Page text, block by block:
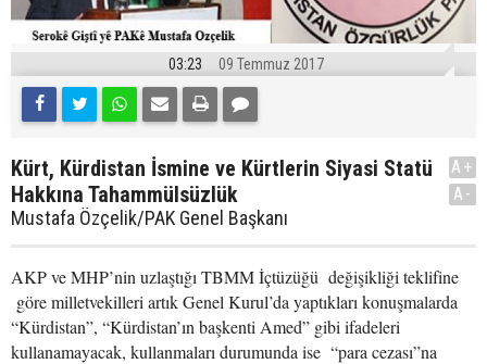
03:23 09 Temmuz 2017
Kürt, Kürdistan İsmine ve Kürtlerin Siyasi Statü
Hakkına Tahammülsüzlük
Mustafa Özçelik/PAK Genel Başkanı
A+
A-
AKP ve MHP’nin uzlaştığı TBMM İçtüzüğü değişikliği teklifine
göre milletvekilleri artık Genel Kurul’da yaptıkları konuşmalarda
“Kürdistan”, “Kürdistan’ın başkenti Amed” gibi ifadeleri
kullanamayacak, kullanmaları durumunda ise “para cezası”na